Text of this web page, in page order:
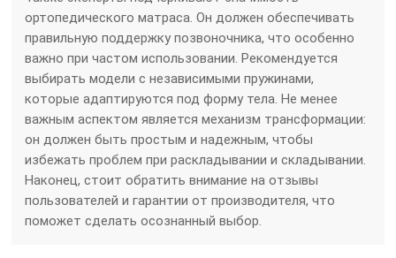
ортопедического матраса. Он должен обеспечивать
правильную поддержку позвоночника, что особенно
важно при частом использовании. Рекомендуется
выбирать модели с независимыми пружинами,
которые адаптируются под форму тела. Не менее
важным аспектом является механизм трансформации:
он должен быть простым и надежным, чтобы
избежать проблем при раскладывании и складывании.
Наконец, стоит обратить внимание на отзывы
пользователей и гарантии от производителя, что
поможет сделать осознанный выбор.